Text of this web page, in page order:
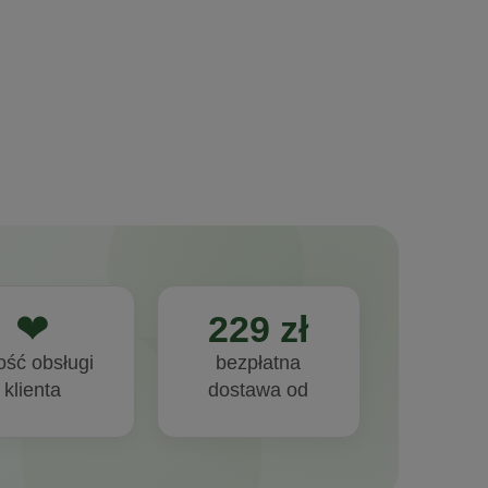
❤
obsługi
klienta
229 zł
bezpłatna
dostawa od